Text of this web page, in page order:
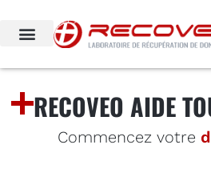
RECOVEO AIDE
Commencez votre